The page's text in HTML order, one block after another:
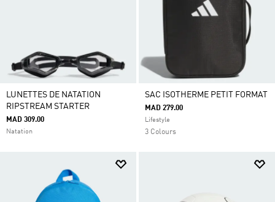
LUNETTES DE NATATION
RIPSTREAM STARTER
MAD 309.00
Natation
SAC ISOTHERME PETIT FORMAT
MAD 279.00
Lifestyle
3 Colours